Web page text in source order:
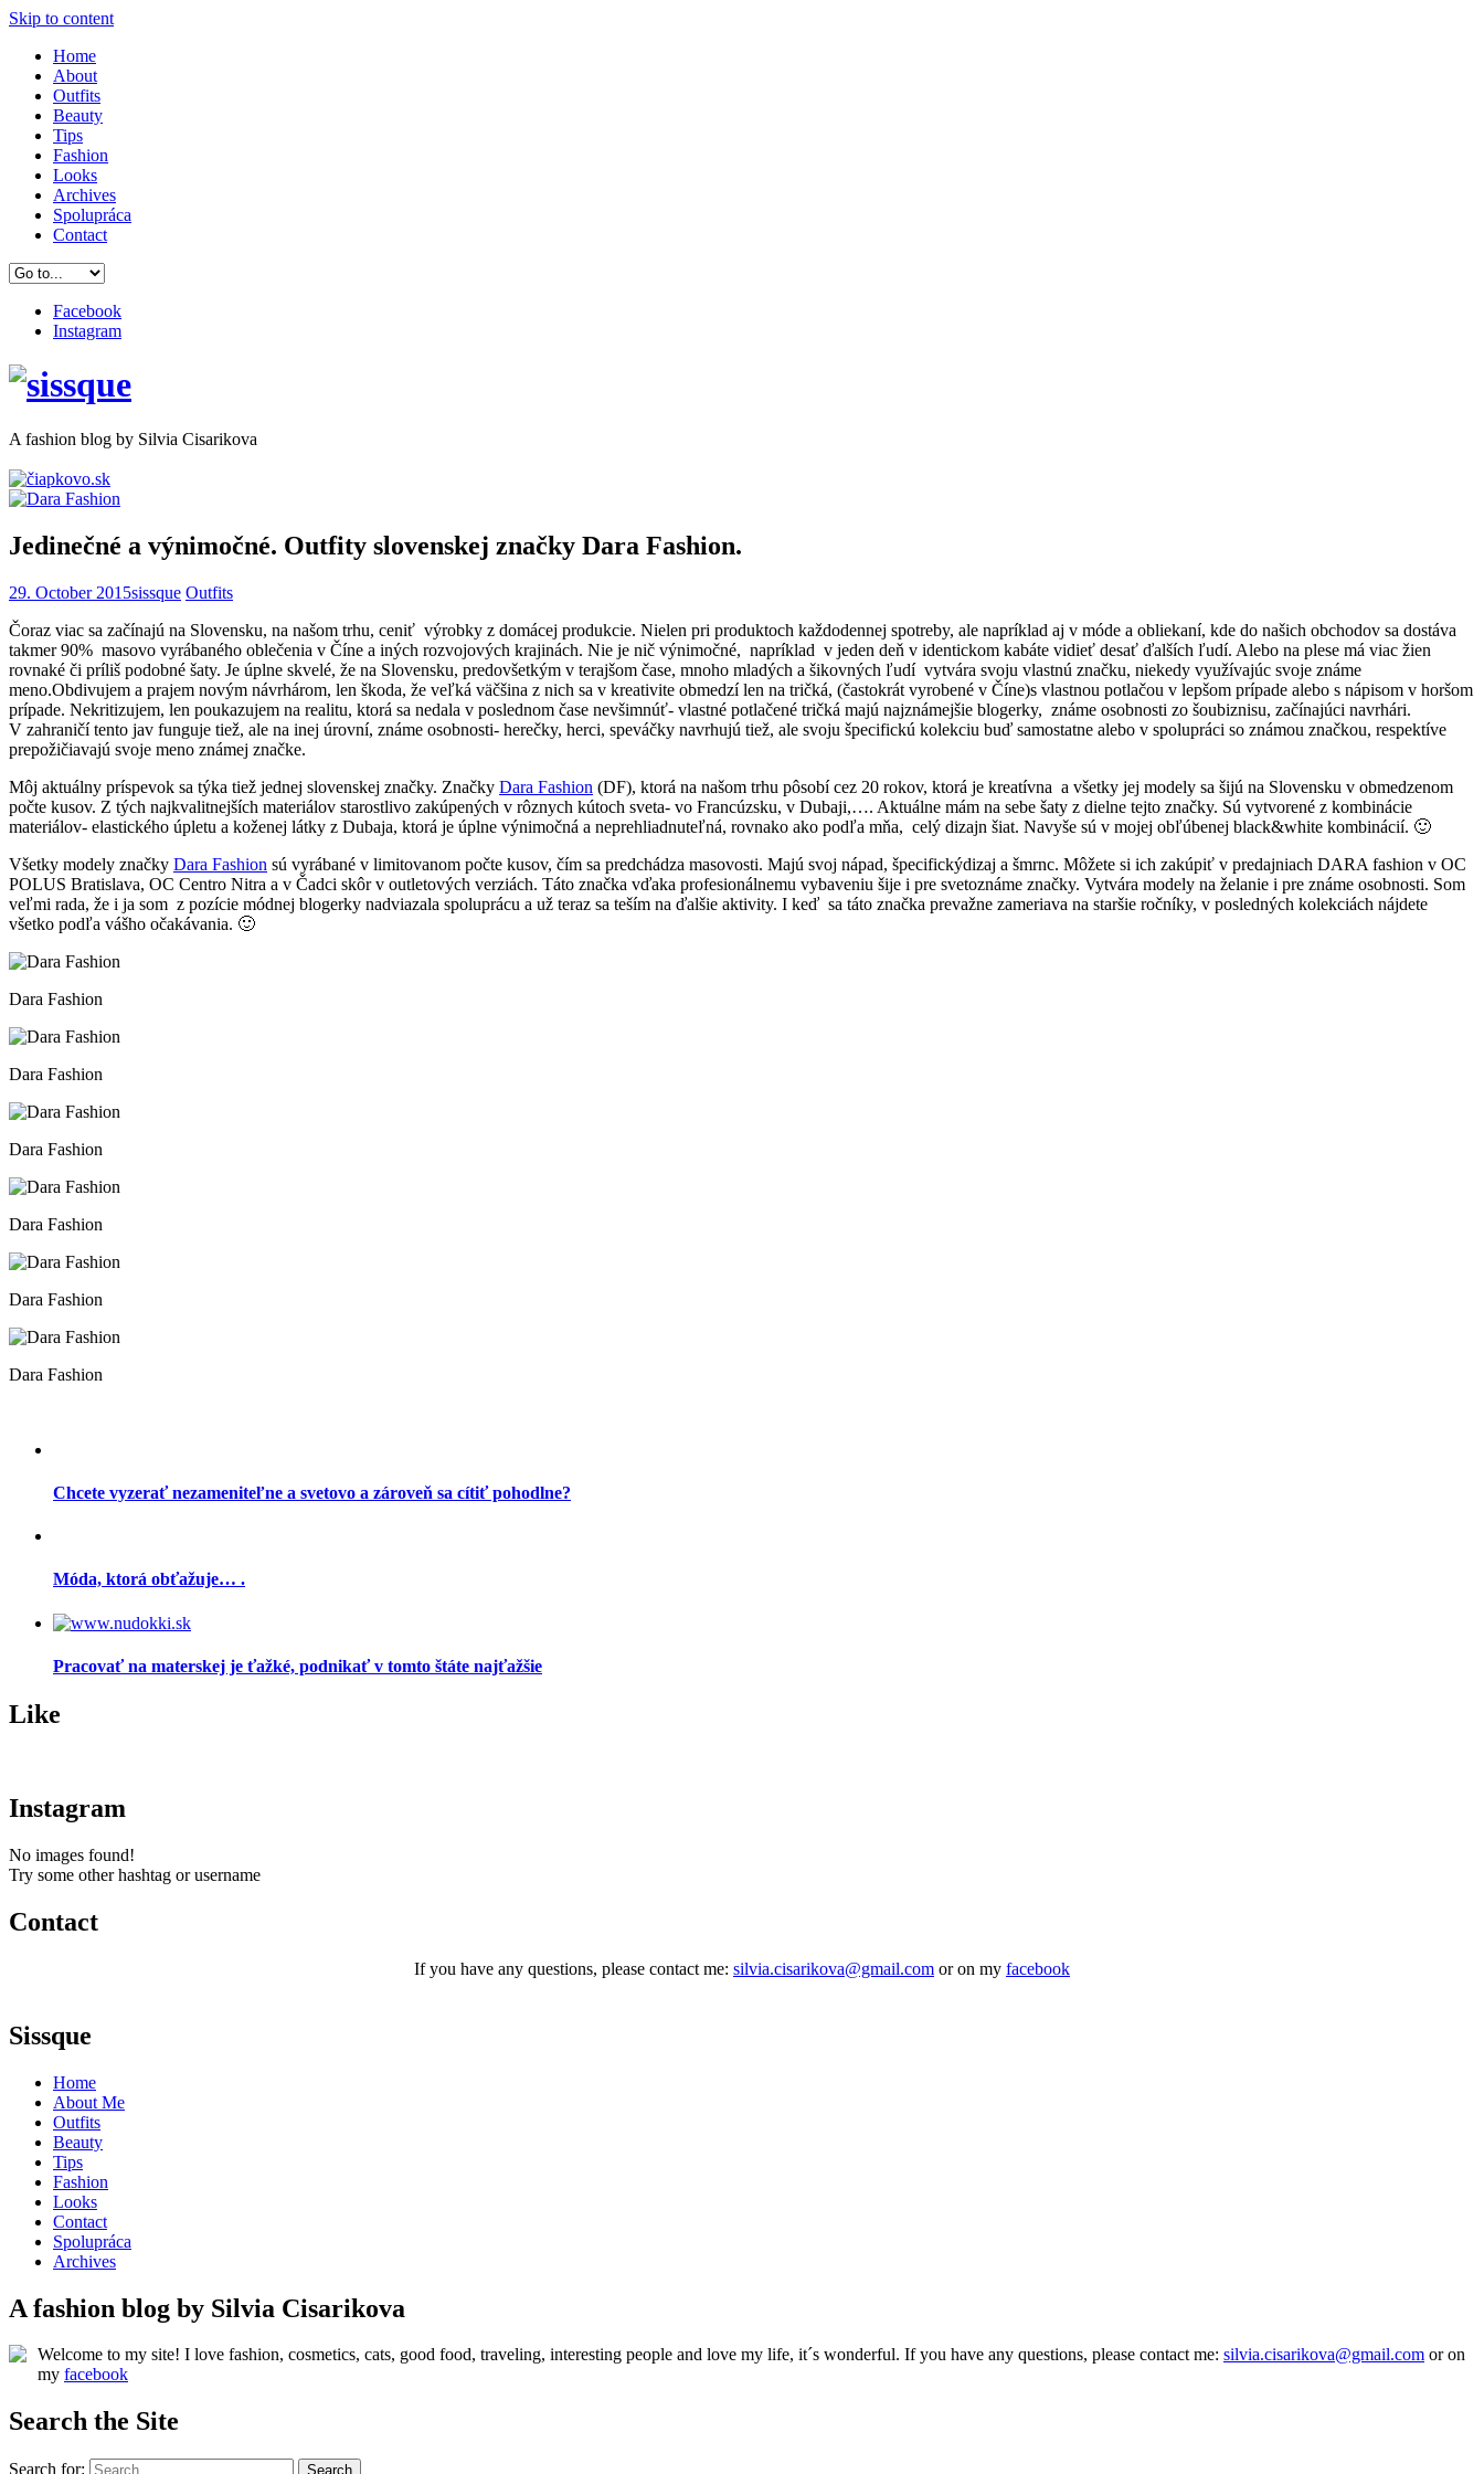
Skip to content
Home
About
Outfits
Beauty
Tips
Fashion
Looks
Archives
Spolupráca
Contact
Facebook
Instagram
A fashion blog by Silvia Cisarikova
Jedinečné a výnimočné. Outfity slovenskej značky Dara Fashion.
29. October 2015sissque Outfits
Čoraz viac sa začínajú na Slovensku, na našom trhu, ceniť výrobky z domácej produkcie. Nielen pri produktoch každodennej spotreby, ale napríklad aj v móde a obliekaní, kde do našich obchodov sa dostáva
takmer 90% masovo vyrábaného oblečenia v Číne a iných rozvojových krajinách. Nie je nič výnimočné, napríklad v jeden deň v identickom kabáte vidieť desať ďalších ľudí. Alebo na plese má viac žien
rovnaké či príliš podobné šaty. Je úplne skvelé, že na Slovensku, predovšetkým v terajšom čase, mnoho mladých a šikovných ľudí vytvára svoju vlastnú značku, niekedy využívajúc svoje známe
meno.Obdivujem a prajem novým návrhárom, len škoda, že veľká väčšina z nich sa v kreativite obmedzí len na tričká, (častokrát vyrobené v Číne)s vlastnou potlačou v lepšom prípade alebo s nápisom v horšom
prípade. Nekritizujem, len poukazujem na realitu, ktorá sa nedala v poslednom čase nevšimnúť- vlastné potlačené tričká majú najznámejšie blogerky, známe osobnosti zo šoubiznisu, začínajúci navrhári.
V zahraničí tento jav funguje tiež, ale na inej úrovní, známe osobnosti- herečky, herci, speváčky navrhujú tiež, ale svoju špecifickú kolekciu buď samostatne alebo v spolupráci so známou značkou, respektíve
prepožičiavajú svoje meno známej značke.
Môj aktuálny príspevok sa týka tiež jednej slovenskej značky. Značky Dara Fashion (DF), ktorá na našom trhu pôsobí cez 20 rokov, ktorá je kreatívna a všetky jej modely sa šijú na Slovensku v obmedzenom
počte kusov. Z tých najkvalitnejších materiálov starostlivo zakúpených v rôznych kútoch sveta- vo Francúzsku, v Dubaji,…. Aktuálne mám na sebe šaty z dielne tejto značky. Sú vytvorené z kombinácie
materiálov- elastického úpletu a koženej látky z Dubaja, ktorá je úplne výnimočná a neprehliadnuteľná, rovnako ako podľa mňa, celý dizajn šiat. Navyše sú v mojej obľúbenej black&white kombinácií. 🙂
Všetky modely značky Dara Fashion sú vyrábané v limitovanom počte kusov, čím sa predchádza masovosti. Majú svoj nápad, špecifickýdizaj a šmrnc. Môžete si ich zakúpiť v predajniach DARA fashion v OC
POLUS Bratislava, OC Centro Nitra a v Čadci skôr v outletových verziách. Táto značka vďaka profesionálnemu vybaveniu šije i pre svetoznáme značky. Vytvára modely na želanie i pre známe osobnosti. Som
veľmi rada, že i ja som z pozície módnej blogerky nadviazala spoluprácu a už teraz sa teším na ďalšie aktivity. I keď sa táto značka prevažne zameriava na staršie ročníky, v posledných kolekciách nájdete
všetko podľa vášho očakávania. 🙂
Dara Fashion
Dara Fashion
Dara Fashion
Dara Fashion
Dara Fashion
Dara Fashion
Chcete vyzerať nezameniteľne a svetovo a zároveň sa cítiť pohodlne?
Móda, ktorá obťažuje… .
Pracovať na materskej je ťažké, podnikať v tomto štáte najťažšie
Like
Instagram
No images found!
Try some other hashtag or username
Contact
If you have any questions, please contact me: silvia.cisarikova@gmail.com or on my facebook
Sissque
Home
About Me
Outfits
Beauty
Tips
Fashion
Looks
Contact
Spolupráca
Archives
A fashion blog by Silvia Cisarikova
Welcome to my site! I love fashion, cosmetics, cats, good food, traveling, interesting people and love my life, it´s wonderful. If you have any questions, please contact me: silvia.cisarikova@gmail.com or on
my facebook
Search the Site
Search for: